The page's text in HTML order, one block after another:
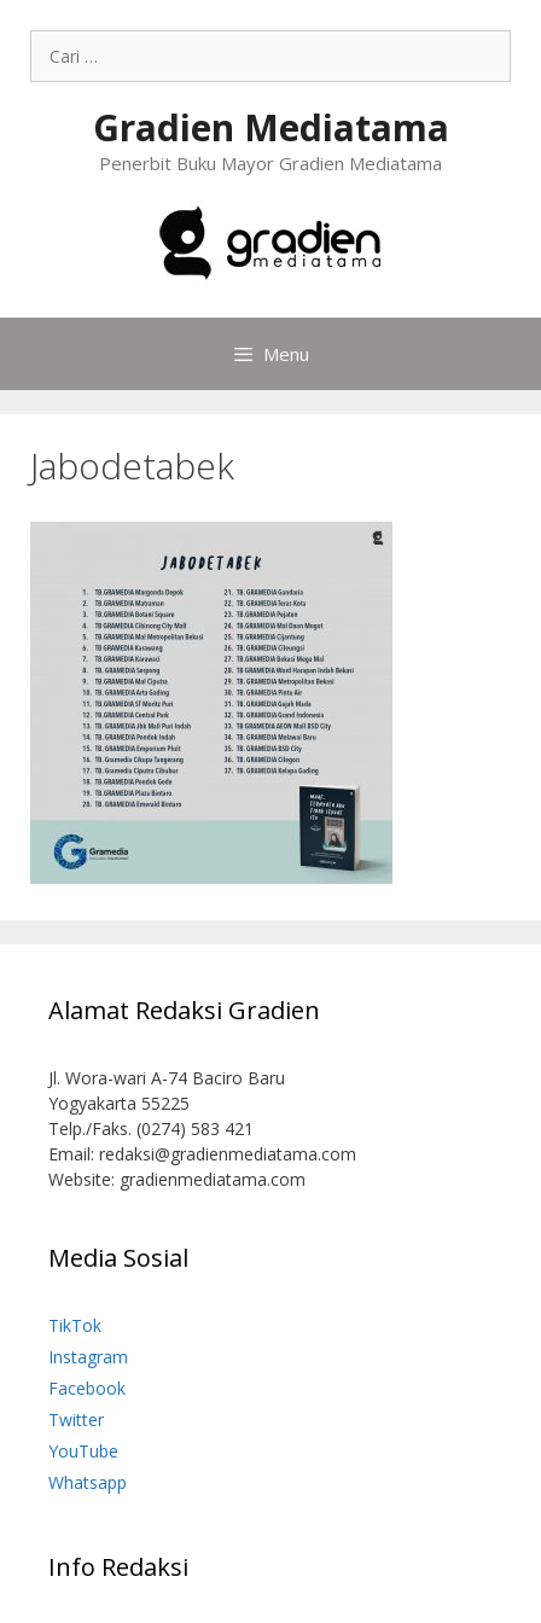
Gradien Mediatama
Penerbit Buku Mayor Gradien Mediatama
Menu
Jabodetabek
Alamat Redaksi Gradien
Jl. Wora-wari A-74 Baciro Baru
Yogyakarta 55225
Telp./Faks. (0274) 583 421
Email: redaksi@gradienmediatama.com
Website: gradienmediatama.com
Media Sosial
TikTok
Instagram
Facebook
Twitter
YouTube
Whatsapp
Info Redaksi